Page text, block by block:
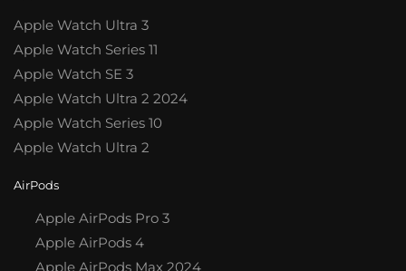
Apple Watch Ultra 3
Apple Watch Series 11
Apple Watch SE 3
Apple Watch Ultra 2 2024
Apple Watch Series 10
Apple Watch Ultra 2
AirPods
Apple AirPods Pro 3
Apple AirPods 4
Apple AirPods Max 2024